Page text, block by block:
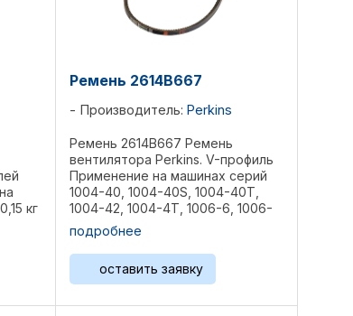
кг
Ремень 2614B667
Производитель: Perkins
Ремень 2614B667 Ремень
вентилятора Perkins. V-профиль
Применение на машинах серий
1004-40, 1004-40S, 1004-40T,
1004-42, 1004-4T, 1006-6, 1006-
60, 1006-60T, 1006-6T, 4.236,
6.354, 6.3541, 6.3544, T6.354,
T6.3544, T8.540 Вес 0,36 ...
подробнее
оставить заявку